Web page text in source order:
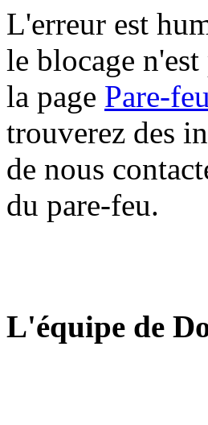
L'erreur est
le blocage
la page Pare-
trouverez des
de nous
du pare-feu.
L'équipe de